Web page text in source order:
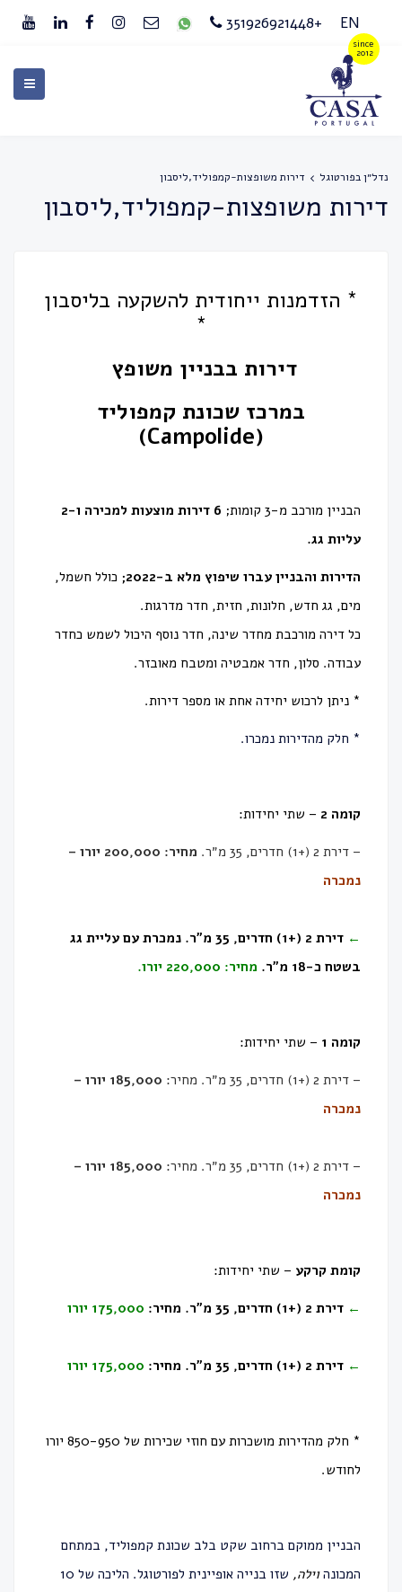
EN
+351926921448
נדל״ן בפורטוגל דירות משופצות-קמפוליד,ליסבון
דירות משופצות-קמפוליד,ליסבון
* הזדמנות ייחודית להשקעה בליסבון
*
דירות בבניין משופץ
במרכז שכונת קמפוליד
(Campolide)
הבניין מורכב מ-3 קומות;
6 דירות מוצעות למכירה ו-2
עליות גג.
הדירות והבניין עברו שיפוץ מלא ב-2022;
כולל חשמל,
מים, גג חדש, חלונות, חזית, חדר מדרגות.
כל דירה מורכבת מחדר שינה, חדר נוסף היכול לשמש כחדר
עבודה. סלון, חדר אמבטיה ומטבח מאובזר.
* ניתן לרכוש יחידה אחת או מספר דירות.
* חלק מהדירות נמכרו.
קומה 2 – שתי יחידות:
– דירת 2 (+1) חדרים, 35 מ״ר.
מחיר: 200,000 יורו –
נמכרה
←
דירת 2 (+1) חדרים, 35 מ״ר. נמכרת עם עליית גג
בשטח כ-18 מ״ר.
מחיר: 220,000 יורו.
קומה 1 – שתי יחידות:
– דירת 2 (+1) חדרים, 35 מ״ר. מחיר:
185,000 יורו –
נמכרה
– דירת 2 (+1) חדרים, 35 מ״ר. מחיר:
185,000 יורו –
נמכרה
קומת קרקע – שתי יחידות:
← דירת 2 (+1) חדרים, 35 מ״ר. מחיר: 175,000 יורו
← דירת 2 (+1) חדרים, 35 מ״ר. מחיר:
* חלק מהדירות מושכרות עם חוזי שכירות של 850-950 יורו
לחודש.
הבניין ממוקם ברחוב שקט בלב שכונת קמפוליד, במתחם
המכונהוילה,
שזו בנייה אופיינית לפורטוגל. הליכה של 10